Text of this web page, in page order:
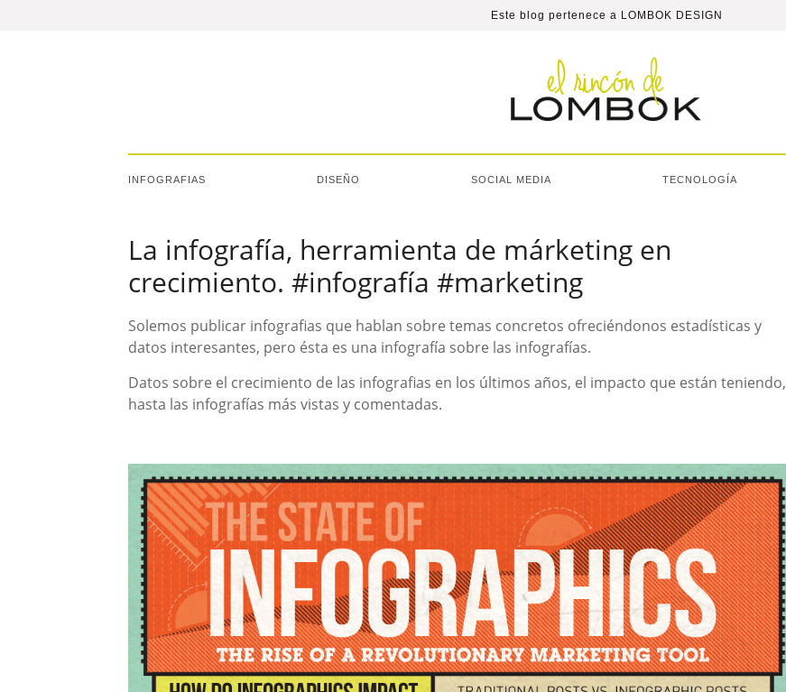
Este blog pertenece a LOMBOK DESIGN
INFOGRAFIAS DISEÑO SOCIAL MEDIA TECNOLOGÍA
La infografía, herramienta de márketing en
crecimiento. #infografía #marketing
Solemos publicar infografias que hablan sobre temas concretos ofreciéndonos estadísticas y
datos interesantes, pero ésta es una infografía sobre las infografías.
Datos sobre el crecimiento de las infografias en los últimos años, el impacto que están teniendo,
hasta las infografías más vistas y comentadas.